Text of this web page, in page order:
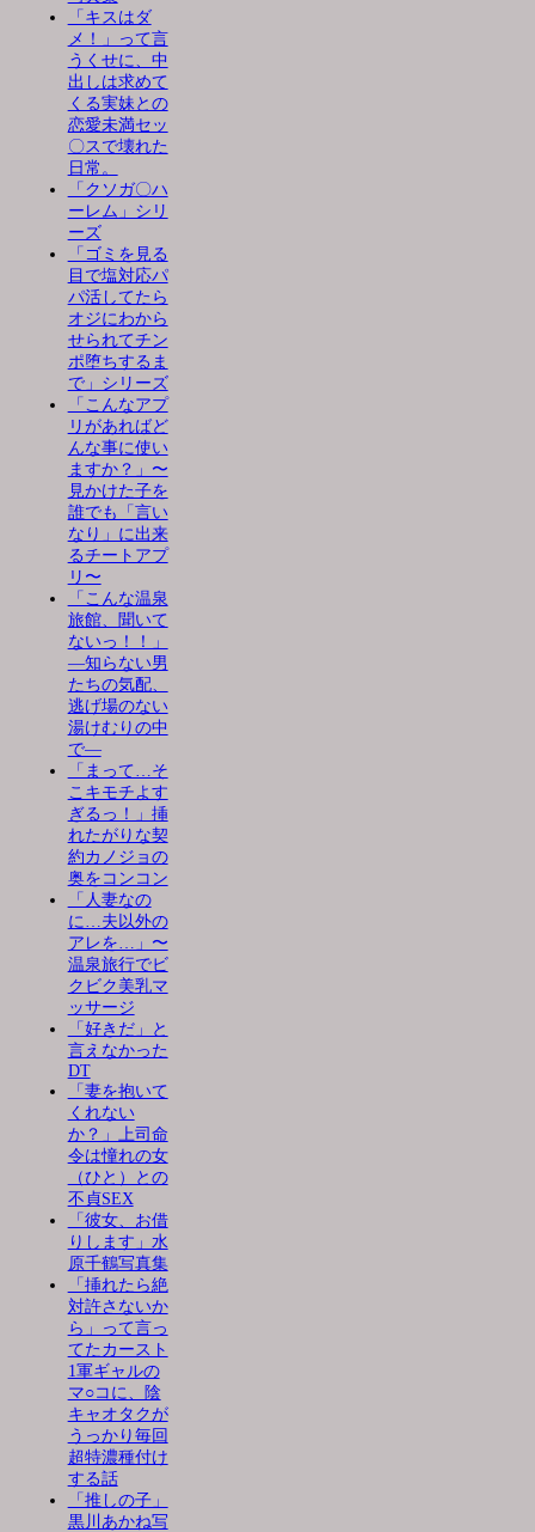
「キスはダ
メ！」って言
うくせに、中
出しは求めて
くる実妹との
恋愛未満セッ
〇スで壊れた
日常。
「クソガ〇ハ
ーレム」シリ
ーズ
「ゴミを見る
目で塩対応パ
パ活してたら
オジにわから
せられてチン
ポ堕ちするま
で」シリーズ
「こんなアプ
リがあればど
んな事に使い
ますか？」〜
見かけた子を
誰でも「言い
なり」に出来
るチートアプ
リ〜
「こんな温泉
旅館、聞いて
ないっ！！」
―知らない男
たちの気配、
逃げ場のない
湯けむりの中
で―
「まって…そ
こキモチよす
ぎるっ！」挿
れたがりな契
約カノジョの
奥をコンコン
「人妻なの
に…夫以外の
アレを…」〜
温泉旅行でビ
クビク美乳マ
ッサージ
「好きだ」と
言えなかった
DT
「妻を抱いて
くれない
か？」上司命
令は憧れの女
（ひと）との
不貞SEX
「彼女、お借
りします」水
原千鶴写真集
「挿れたら絶
対許さないか
ら」って言っ
てたカースト
1軍ギャルの
マ○コに、陰
キャオタクが
うっかり毎回
超特濃種付け
する話
「推しの子」
黒川あかね写